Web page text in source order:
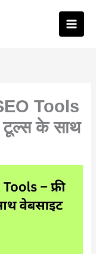
Tools
टूल्स के साथ